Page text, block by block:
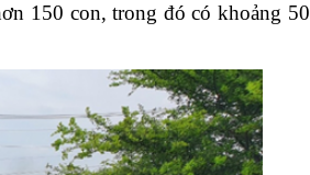
150 con, trong đó có khoảng